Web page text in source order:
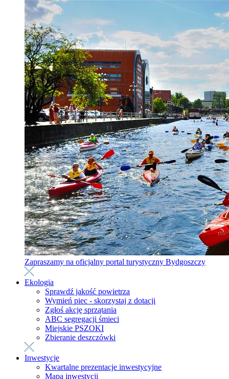
Zapraszamy na oficjalny portal turystyczny Bydgoszczy
Ekologia
Sprawdź jakość powietrza
Wymień piec - skorzystaj z dotacji
Zgłoś akcję sprzątania
ABC segregacji śmieci
Miejskie PSZOKI
Zbieranie deszczówki
Inwestycje
Kwartalne prezentacje inwestycyjne
Mapa inwestycji